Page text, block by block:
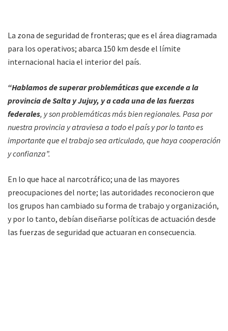
La zona de seguridad de fronteras; que es el área diagramada
para los operativos; abarca 150 km desde el límite
internacional hacia el interior del país.
“Hablamos de superar problemáticas que excende a la
provincia de Salta y Jujuy, y a cada una de las fuerzas
federales, y son problemáticas más bien regionales. Pasa por
nuestra provincia y atraviesa a todo el país y por lo tanto es
importante que el trabajo sea articulado, que haya cooperación
y confianza”.
En lo que hace al narcotráfico; una de las mayores
preocupaciones del norte; las autoridades reconocieron que
los grupos han cambiado su forma de trabajo y organización,
y por lo tanto, debían diseñarse políticas de actuación desde
las fuerzas de seguridad que actuaran en consecuencia.